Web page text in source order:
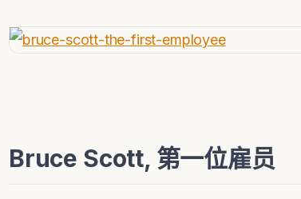
Bruce Scott, 第一位雇员